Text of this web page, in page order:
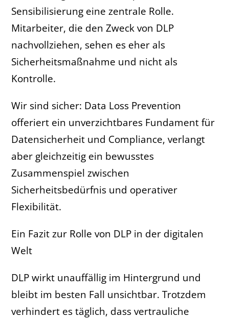
Sensibilisierung eine zentrale Rolle.
Mitarbeiter, die den Zweck von DLP
nachvollziehen, sehen es eher als
Sicherheitsmaßnahme und nicht als
Kontrolle.
Wir sind sicher: Data Loss Prevention
offeriert ein unverzichtbares Fundament für
Datensicherheit und Compliance, verlangt
aber gleichzeitig ein bewusstes
Zusammenspiel zwischen
Sicherheitsbedürfnis und operativer
Flexibilität.
Ein Fazit zur Rolle von DLP in der digitalen
Welt
DLP wirkt unauffällig im Hintergrund und
bleibt im besten Fall unsichtbar. Trotzdem
verhindert es täglich, dass vertrauliche